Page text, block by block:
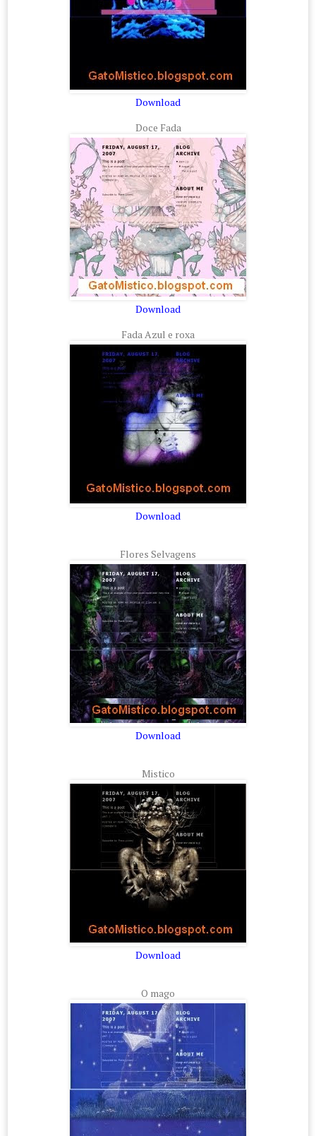
Download
Doce Fada
Download
Fada Azul e roxa
Download
Flores Selvagens
Download
Mistico
Download
O mago